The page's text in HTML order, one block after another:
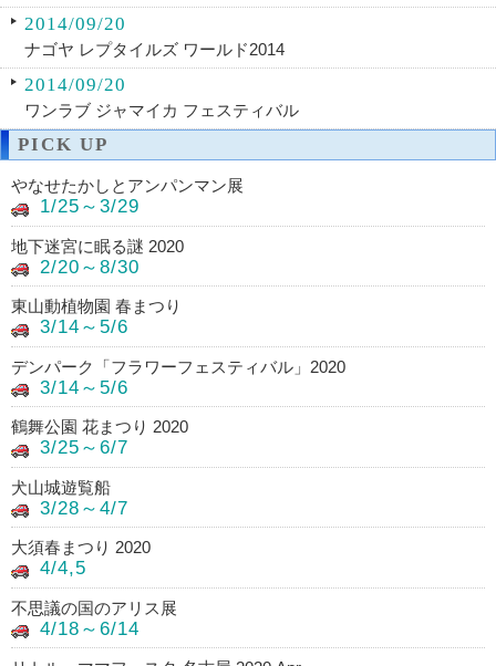
2014/09/20
ナゴヤ レプタイルズ ワールド2014
2014/09/20
ワンラブ ジャマイカ フェスティバル
PICK UP
やなせたかしとアンパンマン展
1/25～3/29
地下迷宮に眠る謎 2020
2/20～8/30
東山動植物園 春まつり
3/14～5/6
デンパーク「フラワーフェスティバル」2020
3/14～5/6
鶴舞公園 花まつり 2020
3/25～6/7
犬山城遊覧船
3/28～4/7
大須春まつり 2020
4/4,5
不思議の国のアリス展
4/18～6/14